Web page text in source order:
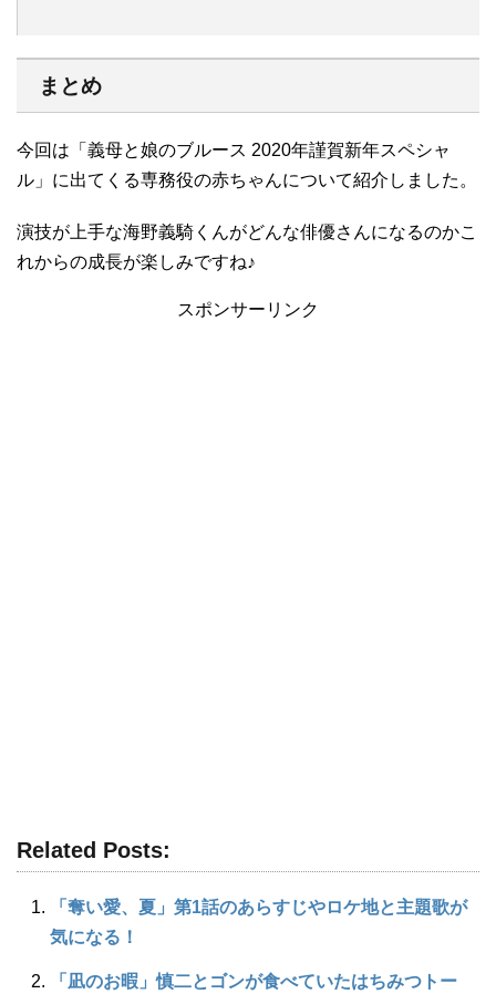
まとめ
今回は「義母と娘のブルース 2020年謹賀新年スペシャ
ル」に出てくる専務役の赤ちゃんについて紹介しました。
演技が上手な海野義騎くんがどんな俳優さんになるのかこ
れからの成長が楽しみですね♪
スポンサーリンク
Related Posts:
「奪い愛、夏」第1話のあらすじやロケ地と主題歌が
気になる！
「凪のお暇」慎二とゴンが食べていたはちみつトー